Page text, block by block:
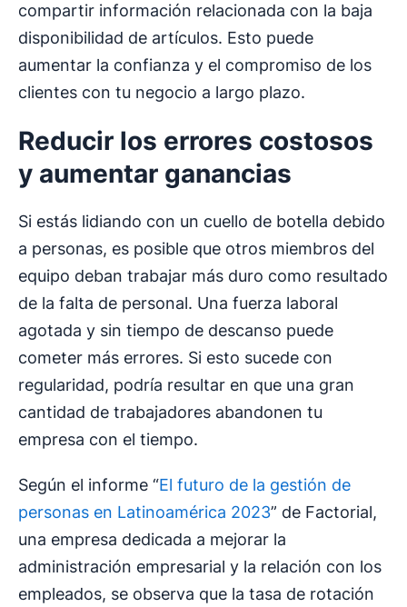
compartir información relacionada con la baja
disponibilidad de artículos. Esto puede
aumentar la confianza y el compromiso de los
clientes con tu negocio a largo plazo.
Reducir los errores costosos
y aumentar ganancias
Si estás lidiando con un cuello de botella debido
a personas, es posible que otros miembros del
equipo deban trabajar más duro como resultado
de la falta de personal. Una fuerza laboral
agotada y sin tiempo de descanso puede
cometer más errores. Si esto sucede con
regularidad, podría resultar en que una gran
cantidad de trabajadores abandonen tu
empresa con el tiempo.
Según el informe “El futuro de la gestión de
personas en Latinoamérica 2023” de Factorial,
una empresa dedicada a mejorar la
administración empresarial y la relación con los
empleados, se observa que la tasa de rotación